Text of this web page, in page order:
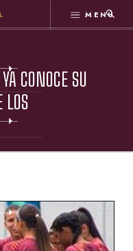
MENÚ
CONOCE SU